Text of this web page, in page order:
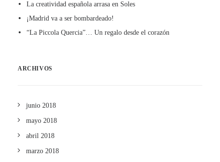
La creatividad española arrasa en Soles
¡Madrid va a ser bombardeado!
“La Piccola Quercia”… Un regalo desde el corazón
ARCHIVOS
junio 2018
mayo 2018
abril 2018
marzo 2018